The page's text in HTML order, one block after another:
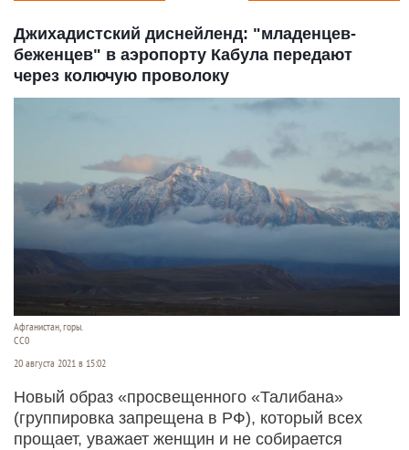
Джихадистский диснейленд: "младенцев-
беженцев" в аэропорту Кабула передают
через колючую проволоку
Афганистан, горы.
СС0
20 августа 2021 в 15:02
Новый образ «просвещенного «Талибана»
(группировка запрещена в РФ), который всех
прощает, уважает женщин и не собирается